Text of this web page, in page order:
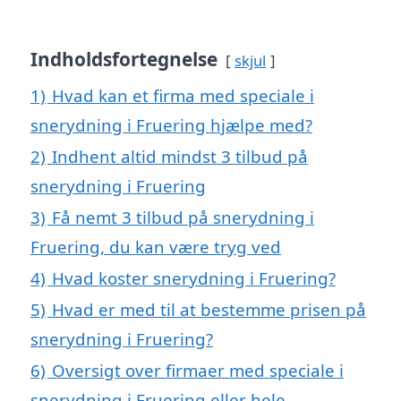
Indholdsfortegnelse skjul
1) Hvad kan et firma med speciale i
snerydning i Fruering hjælpe med?
2) Indhent altid mindst 3 tilbud på
snerydning i Fruering
3) Få nemt 3 tilbud på snerydning i
Fruering, du kan være tryg ved
4) Hvad koster snerydning i Fruering?
5) Hvad er med til at bestemme prisen på
snerydning i Fruering?
6) Oversigt over firmaer med speciale i